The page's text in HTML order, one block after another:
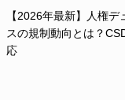
【2026年最新】人権
スの規制動向とは？
応